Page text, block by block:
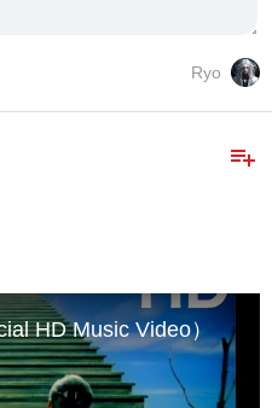
Ryo
playlist_add
HD Music Video）